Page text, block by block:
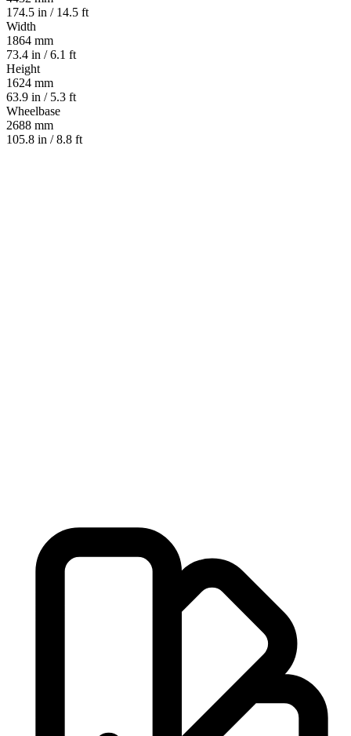
174.5 in / 14.5 ft
Width
1864 mm
73.4 in / 6.1 ft
Height
1624 mm
63.9 in / 5.3 ft
Wheelbase
2688 mm
105.8 in / 8.8 ft